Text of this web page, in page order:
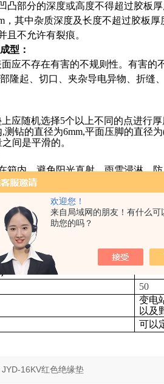
欢迎您！
来自局域网的朋友！有什么可
助您的吗？
凸部分的深度或高度不得超过胶板
，其中杂质深度及长度不超过胶板厚
且不允许有裂痕。
型：
面应不存在有害的不规则性。有害
隆起、切口、夹杂导电异物、折缝
应随机选择5个以上不同的点进行
,测钻的直径为6mm,平面压脚的直径为
间是平滑的。
箱内，避免阳光直射，雨雪浸淋，防
、酸、碱或其他有害物质接触，并距
绝缘
50
变电
以及
可以